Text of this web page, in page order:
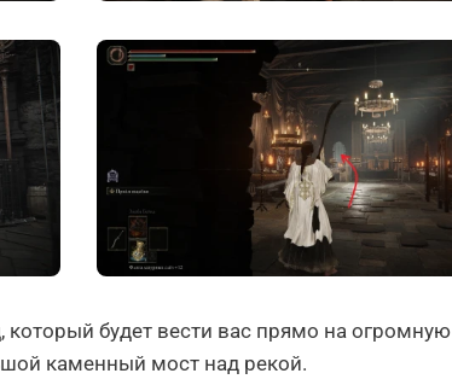
который будет вести вас прямо на огромную
каменный мост над рекой.